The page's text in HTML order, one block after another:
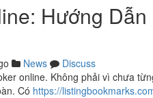
Hướng
News
Discuss
online. Không phải vì chưa
Có https://